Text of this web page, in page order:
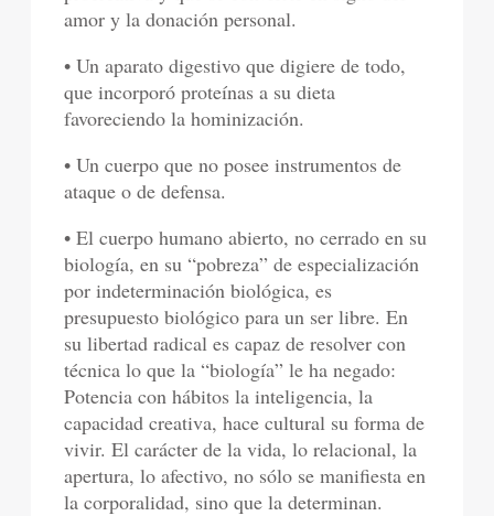
amor y la donación personal.
• Un aparato digestivo que digiere de todo,
que incorporó proteínas a su dieta
favoreciendo la hominización.
• Un cuerpo que no posee instrumentos de
ataque o de defensa.
• El cuerpo humano abierto, no cerrado en su
biología, en su “pobreza” de especialización
por indeterminación biológica, es
presupuesto biológico para un ser libre. En
su libertad radical es capaz de resolver con
técnica lo que la “biología” le ha negado:
Potencia con hábitos la inteligencia, la
capacidad creativa, hace cultural su forma de
vivir. El carácter de la vida, lo relacional, la
apertura, lo afectivo, no sólo se manifiesta en
la corporalidad, sino que la determinan.